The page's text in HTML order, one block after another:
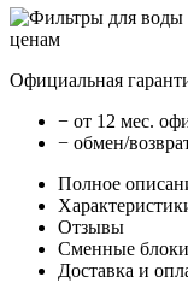
Официальная
− от 12 мес.
− обмен/
Полное
Отзывы
Сменные блоки
Доставка и